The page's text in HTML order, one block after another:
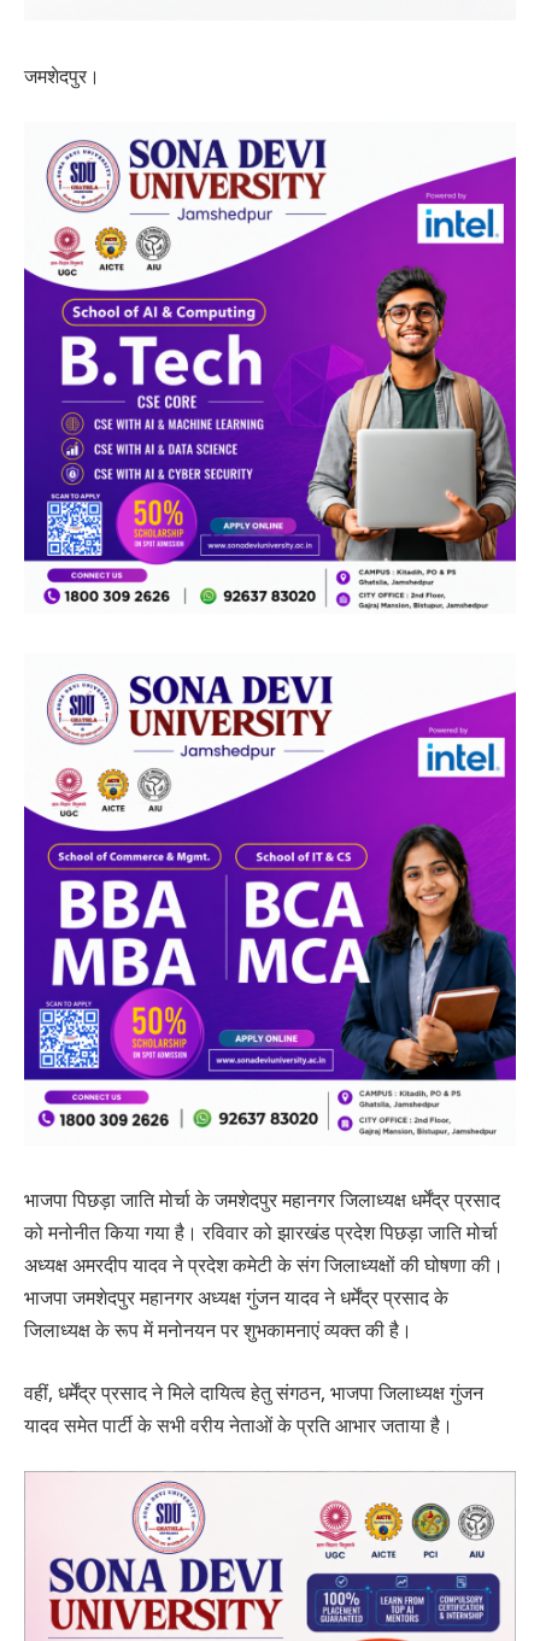
जमशेदपुर।
भाजपा पिछड़ा जाति मोर्चा के जमशेदपुर महानगर जिलाध्यक्ष धर्मेंद्र प्रसाद
को मनोनीत किया गया है। रविवार को झारखंड प्रदेश पिछड़ा जाति मोर्चा
अध्यक्ष अमरदीप यादव ने प्रदेश कमेटी के संग जिलाध्यक्षों की घोषणा की।
भाजपा जमशेदपुर महानगर अध्यक्ष गुंजन यादव ने धर्मेंद्र प्रसाद के
जिलाध्यक्ष के रूप में मनोनयन पर शुभकामनाएं व्यक्त की है।
वहीं, धर्मेंद्र प्रसाद ने मिले दायित्व हेतु संगठन, भाजपा जिलाध्यक्ष गुंजन
यादव समेत पार्टी के सभी वरीय नेताओं के प्रति आभार जताया है।